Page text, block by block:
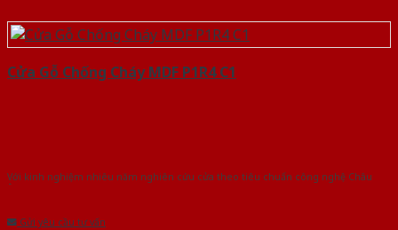
Cửa Gỗ Chống Cháy MDF P1R4 C1
Với kinh nghiệm nhiêu năm nghiên cứu cửa theo tiêu chuẩn công nghệ Châu
Gửi yêu cầu tư vấn